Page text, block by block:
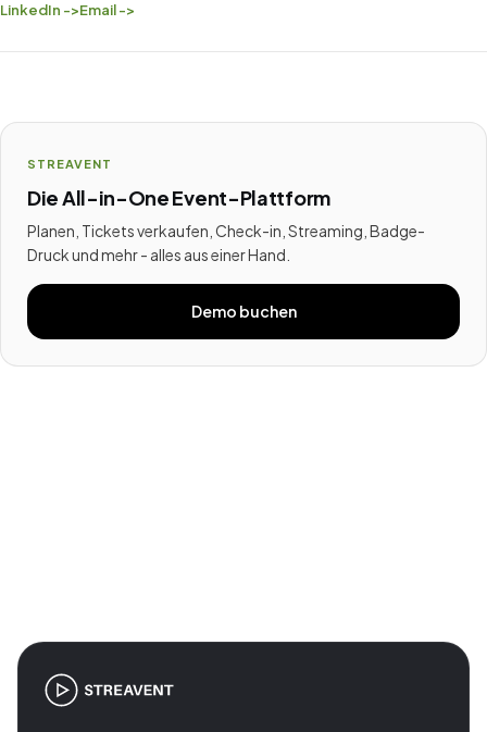
STREAVENT
Die All-in-One Event-Plattform
Planen, Tickets verkaufen, Check-in, Streaming, Badge-
Druck und mehr - alles aus einer Hand.
Demo buchen
LinkedIn ->Email ->